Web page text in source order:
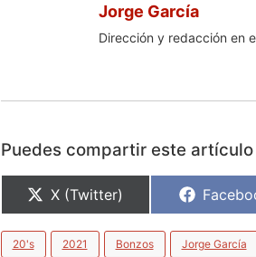
Jorge García
Dirección y redacción en
Puedes compartir este artículo
X (Twitter)
20's 2021 Bonzos Jorge García